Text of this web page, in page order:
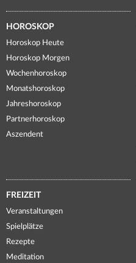
HOROSKOP
Horoskop Heute
Horoskop Morgen
Wochenhoroskop
Monatshoroskop
Jahreshoroskop
Partnerhoroskop
Aszendent
FREIZEIT
Veranstaltungen
Spielplätze
Rezepte
Meditation